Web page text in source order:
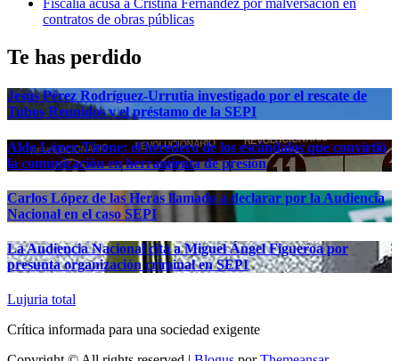
Fiscalía acusa a Cristina Fernández por malversación en
contratos de obras públicas
Te has perdido
Jesús Pérez Rodríguez-Urrutia investigado por el rescate de
Tubos Reunidos y el préstamo de la SEPI
Aldo López-Tirone: el heredero de los escándalos que convirtió
la comunicación en herramienta de presión
Carlos López de las Heras llamado a declarar por la Audiencia
Nacional en el caso SEPI
La Audiencia Nacional cita a Miguel Ángel Figueroa por
presunta organización criminal en SEPI
Lujuria total
Crítica informada para una sociedad exigente